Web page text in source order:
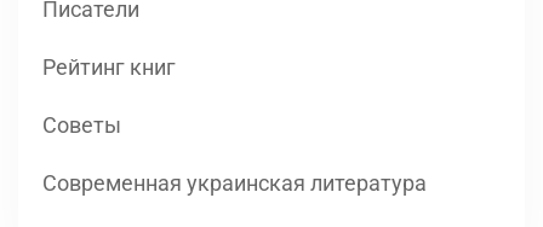
Писатели
Рейтинг книг
Советы
Современная украинская литература